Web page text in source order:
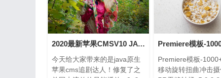
2020最新苹果CMSV10 JAVA原生APP修改版 影视APP源码附安装教程
今天给大家带来的是java原生
苹果cms追剧达人！修复了之
Premiere模板-
移动旋转扭曲冲击